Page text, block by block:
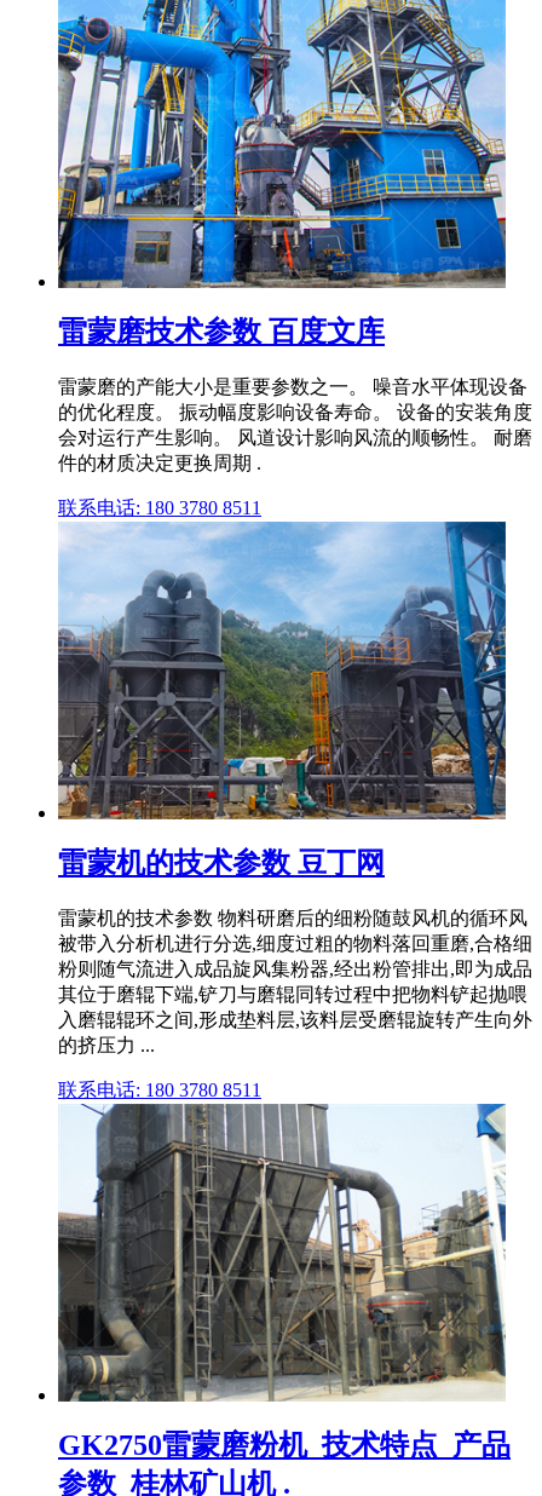
雷蒙磨技术参数 百度文库
雷蒙磨的产能大小是重要参数之一。 噪音水平体现设备
的优化程度。 振动幅度影响设备寿命。 设备的安装角度
会对运行产生影响。 风道设计影响风流的顺畅性。 耐磨
件的材质决定更换周期 .
联系电话: 180 3780 8511
雷蒙机的技术参数 豆丁网
雷蒙机的技术参数 物料研磨后的细粉随鼓风机的循环风
被带入分析机进行分选,细度过粗的物料落回重磨,合格细
粉则随气流进入成品旋风集粉器,经出粉管排出,即为成品
其位于磨辊下端,铲刀与磨辊同转过程中把物料铲起抛喂
入磨辊辊环之间,形成垫料层,该料层受磨辊旋转产生向外
的挤压力 ...
联系电话: 180 3780 8511
GK2750雷蒙磨粉机_技术特点_产品
参数_桂林矿山机 .